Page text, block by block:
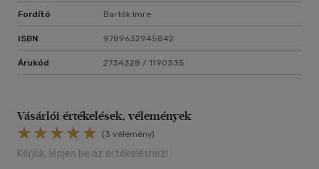
Fordító Bartók Imre
ISBN 9789632945842
Árukód 2734328 / 1190335
Vásárlói értékelések, vélemények
(3 vélemény)
Kérjük, lépjen be az értékeléshez!